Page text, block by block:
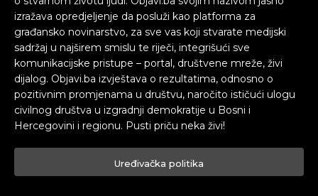
izražava opredjeljenje da posluži kao platforma za
građansko novinarstvo, za sve vas koji stvarate medijski
sadržaj u najširem smislu te riječi, integrišući sve
komunikacijske pristupe – portal, društvene mreže, živi
dijalog. Objavi.ba izvještava o rezultatima, odnosno o
pozitivnim promjenama u društvu, naročito ističući ulogu
civilnog društva u izgradnji demokratije u Bosni i
Hercegovini i regionu. Pusti priču neka živi!
Uređivačka politika